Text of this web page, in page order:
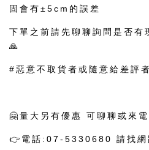
固會有±5cm的誤差
下單之前請先聊聊詢問是否
🙏
#惡意不取貨者或隨意給差評
🤗量大另有優惠 可聊聊或來
👉電話:07-5330680 請找